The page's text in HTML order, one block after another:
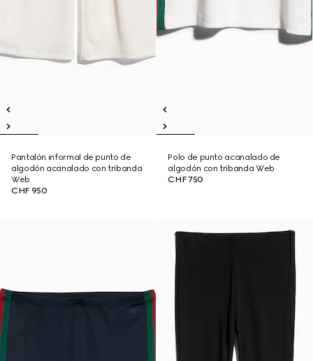
Pantalón informal de punto de
algodón acanalado con tribanda
Web
CHF 950
Polo de punto acanalado de
algodón con tribanda Web
CHF 750